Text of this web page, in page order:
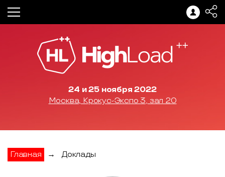
24 и 25 ноября 2022
Москва, Крокус-Экспо 3, зал 20
Главная → Доклады